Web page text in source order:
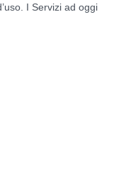
I Servizi ad oggi